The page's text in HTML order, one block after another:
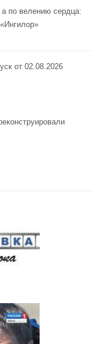
по велению сердца:
от 02.08.2026